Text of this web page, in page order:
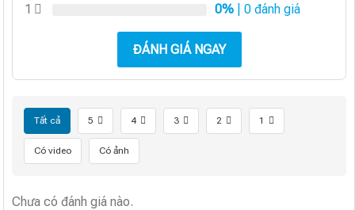
1
0% | 0 đánh giá
ĐÁNH GIÁ NGAY
Tất cả 5 4 3 2 1
Có video Có ảnh
Chưa có đánh giá nào.